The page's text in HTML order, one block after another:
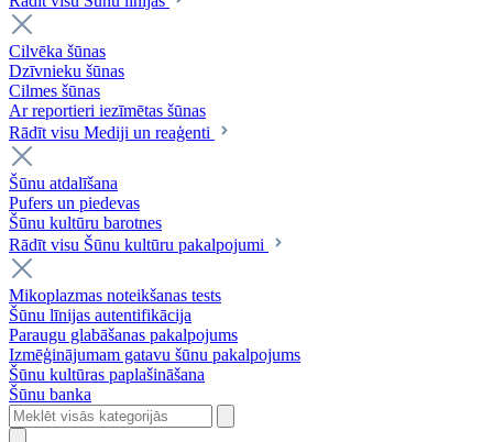
Cilvēka šūnas
Dzīvnieku šūnas
Cilmes šūnas
Ar reportieri iezīmētas šūnas
Rādīt visu Mediji un reaģenti
Šūnu atdalīšana
Pufers un piedevas
Šūnu kultūru barotnes
Rādīt visu Šūnu kultūru pakalpojumi
Mikoplazmas noteikšanas tests
Šūnu līnijas autentifikācija
Paraugu glabāšanas pakalpojums
Izmēģinājumam gatavu šūnu pakalpojums
Šūnu kultūras paplašināšana
Šūnu banka